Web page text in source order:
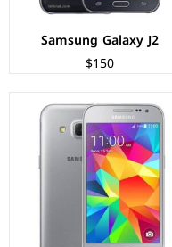
Samsung Galaxy J2
$150
الشاشة:TFT LCD بحجم 3.3 بوصة بدقة 240px
المعالج:Spreadtrum SC7715
الكاميرات:2 ميجابكسل
الذاكرة+الرام:4 جيجابايت + 512 ميجابايت
نظام التشغيل:Android 4.4.2 (KitKat)
البطارية:1200 ملي امبير
عرض المواصفات ←